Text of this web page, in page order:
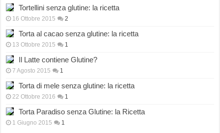
Tortellini senza glutine: la ricetta
16 Ottobre 2015 2
Torta al cacao senza glutine: la ricetta
13 Ottobre 2015 1
Il Latte contiene Glutine?
7 Agosto 2015 1
Torta di mele senza glutine: la ricetta
22 Ottobre 2016 1
Torta Paradiso senza Glutine: la Ricetta
1 Giugno 2015 1